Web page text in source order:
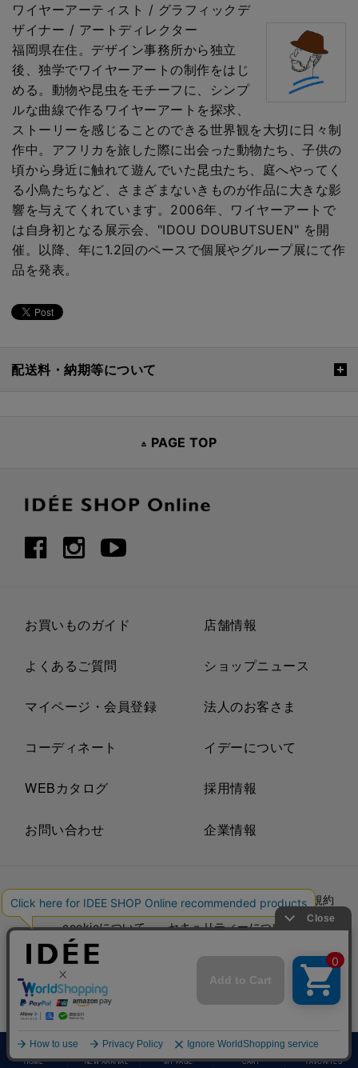
ワイヤーアーティスト / グラフィックデ
ザイナー / アートディレクター
福岡県在住。デザイン事務所から独立
後、独学でワイヤーアートの制作をはじ
める。動物や昆虫をモチーフに、シンプ
ルな曲線で作るワイヤーアートを探求、
ストーリーを感じることのできる世界観を大切に日々制
作中。アフリカを旅した際に出会った動物たち、子供の
頃から身近に触れて遊んでいた昆虫たち、庭へやってく
る小鳥たちなど、さまざまないきものが作品に大きな影
響を与えてくれています。2006年、ワイヤーアートで
は自身初となる展示会、"IDOU DOUBUTSUEN" を開
催。以降、年に1.2回のペースで個展やグループ展にて作
品を発表。
配送料・納期等について
PAGE TOP
お買いものガイド
よくあるご質問
マイページ・会員登録
コーディネート
WEBカタログ
お問い合わせ
店舗情報
ショップニュース
法人のお客さま
イデーについて
採用情報
企業情報
プライバシーポリシー 外部送信ポリシー
ご利用規約
cookieについて
セキュリティーについて
特定商取引法に基づく表示
古物営業法に基づく表示
HOME NEW ARRIVAL MY PAGE CART FAVORITES